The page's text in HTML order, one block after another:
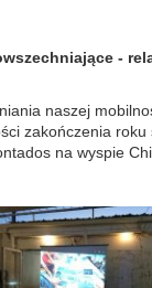
-
naszej
zakończenia roku
na wyspie